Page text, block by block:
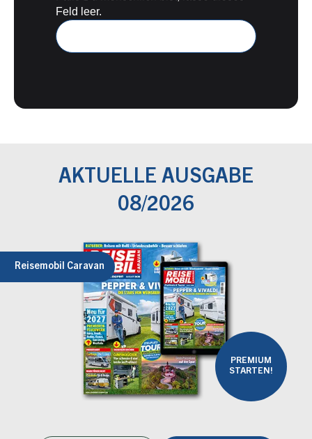
Feld leer.
AKTUELLE AUSGABE
08/2026
Reisemobil Caravan
PREMIUM
STARTEN!